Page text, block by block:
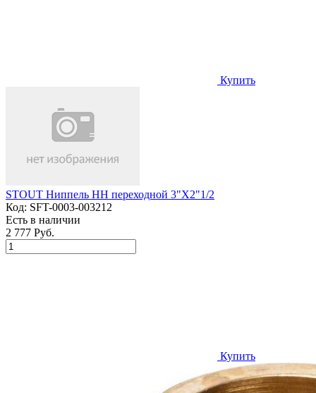
Купить
STOUT Ниппель НН переходной 3"X2"1/2
Код: SFT-0003-003212
Есть в наличии
2 777 Руб.
Купить